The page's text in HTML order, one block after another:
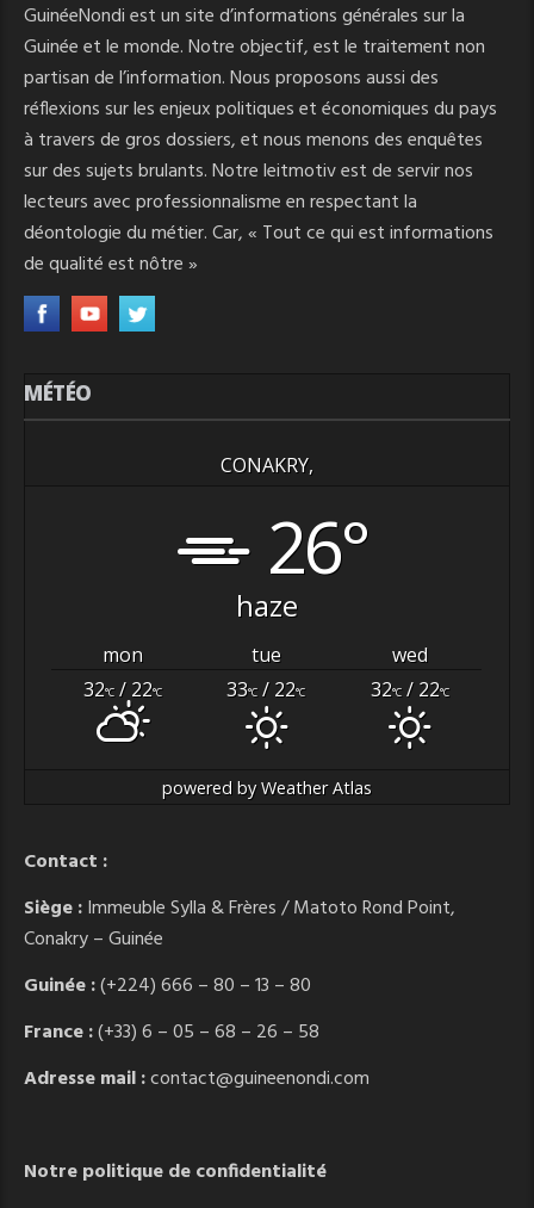
GuinéeNondi est un site d’informations générales sur la
Guinée et le monde. Notre objectif, est le traitement non
partisan de l’information. Nous proposons aussi des
réflexions sur les enjeux politiques et économiques du pays
à travers de gros dossiers, et nous menons des enquêtes
sur des sujets brulants. Notre leitmotiv est de servir nos
lecteurs avec professionnalisme en respectant la
déontologie du métier. Car, « Tout ce qui est informations
de qualité est nôtre »
MÉTÉO
CONAKRY,
26°
haze
mon tue
wed
32°C / 22°C 33°C / 22°C 32°C/ 22°C
powered byWeather Atlas
Contact :
Siège :Immeuble Sylla & Frères / Matoto Rond Point,
Conakry – Guinée
Guinée :(+224) 666 – 80 – 13 – 80
France :(+33) 6 – 05 – 68 – 26 – 58
Adresse mail :contact@guineenondi.com
Notre politique de confidentialité